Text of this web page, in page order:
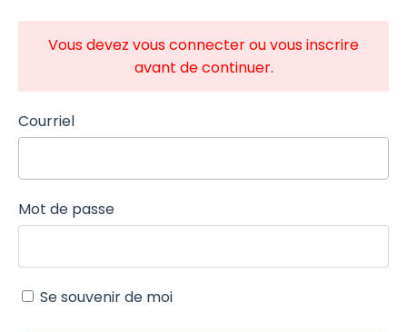
Vous devez vous connecter ou vous inscrire
avant de continuer.
Courriel
Mot de passe
Se souvenir de moi